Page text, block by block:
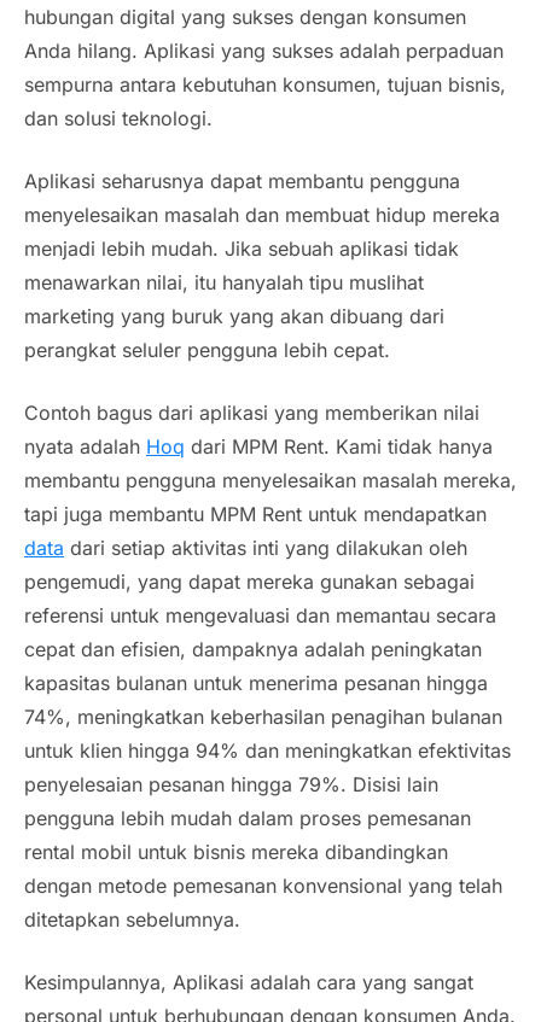
hubungan digital yang sukses dengan konsumen
Anda hilang. Aplikasi yang sukses adalah perpaduan
sempurna antara kebutuhan konsumen, tujuan bisnis,
dan solusi teknologi.
Aplikasi seharusnya dapat membantu pengguna
menyelesaikan masalah dan membuat hidup mereka
menjadi lebih mudah. Jika sebuah aplikasi tidak
menawarkan nilai, itu hanyalah tipu muslihat
marketing yang buruk yang akan dibuang dari
perangkat seluler pengguna lebih cepat.
Contoh bagus dari aplikasi yang memberikan nilai
nyata adalah Hoq dari MPM Rent. Kami tidak hanya
membantu pengguna menyelesaikan masalah mereka,
tapi juga membantu MPM Rent untuk mendapatkan
data dari setiap aktivitas inti yang dilakukan oleh
pengemudi, yang dapat mereka gunakan sebagai
referensi untuk mengevaluasi dan memantau secara
cepat dan efisien, dampaknya adalah peningkatan
kapasitas bulanan untuk menerima pesanan hingga
74%, meningkatkan keberhasilan penagihan bulanan
untuk klien hingga 94% dan meningkatkan efektivitas
penyelesaian pesanan hingga 79%. Disisi lain
pengguna lebih mudah dalam proses pemesanan
rental mobil untuk bisnis mereka dibandingkan
dengan metode pemesanan konvensional yang telah
ditetapkan sebelumnya.
Kesimpulannya, Aplikasi adalah cara yang sangat
personal untuk berhubungan dengan konsumen Anda.